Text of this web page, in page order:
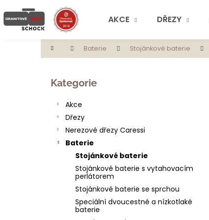
na
obsah
AKCE DŘEZY
Domů Baterie Stojánkové baterie
Přeskočit
kategorie
Kategorie
Akce
Dřezy
Nerezové dřezy Caressi
Baterie
Stojánkové baterie
Stojánkové baterie s vytahovacím
perlátorem
Stojánkové baterie se sprchou
Speciální dvoucestné a nízkotlaké
baterie
o
Zpět
Zpět